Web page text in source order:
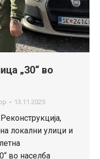
„30“ во
13.11.2025
локални улици и
во населба